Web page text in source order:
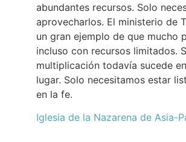
abundantes recursos. Solo
aprovecharlos. El ministerio de
un gran ejemplo de que mucho
incluso con recursos limitados.
multiplicación todavía sucede
lugar. Solo necesitamos estar
en la fe.
Iglesia de la Nazarena de Asia-